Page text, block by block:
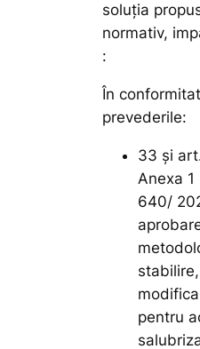
soluţia
normativ,
:
În
prevederile:
33 și
Anexa 1
640/
pentru